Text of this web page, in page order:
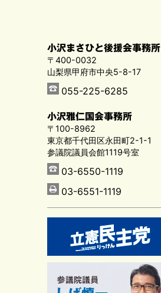
小沢まさひと後援会事務所
〒400-0032
山梨県甲府市中央5-8-17
055-225-6285
小沢雅仁国会事務所
〒100-8962
東京都千代田区永田町2-1-1
参議院議員会館1119号室
03-6550-1119
03-6551-1119